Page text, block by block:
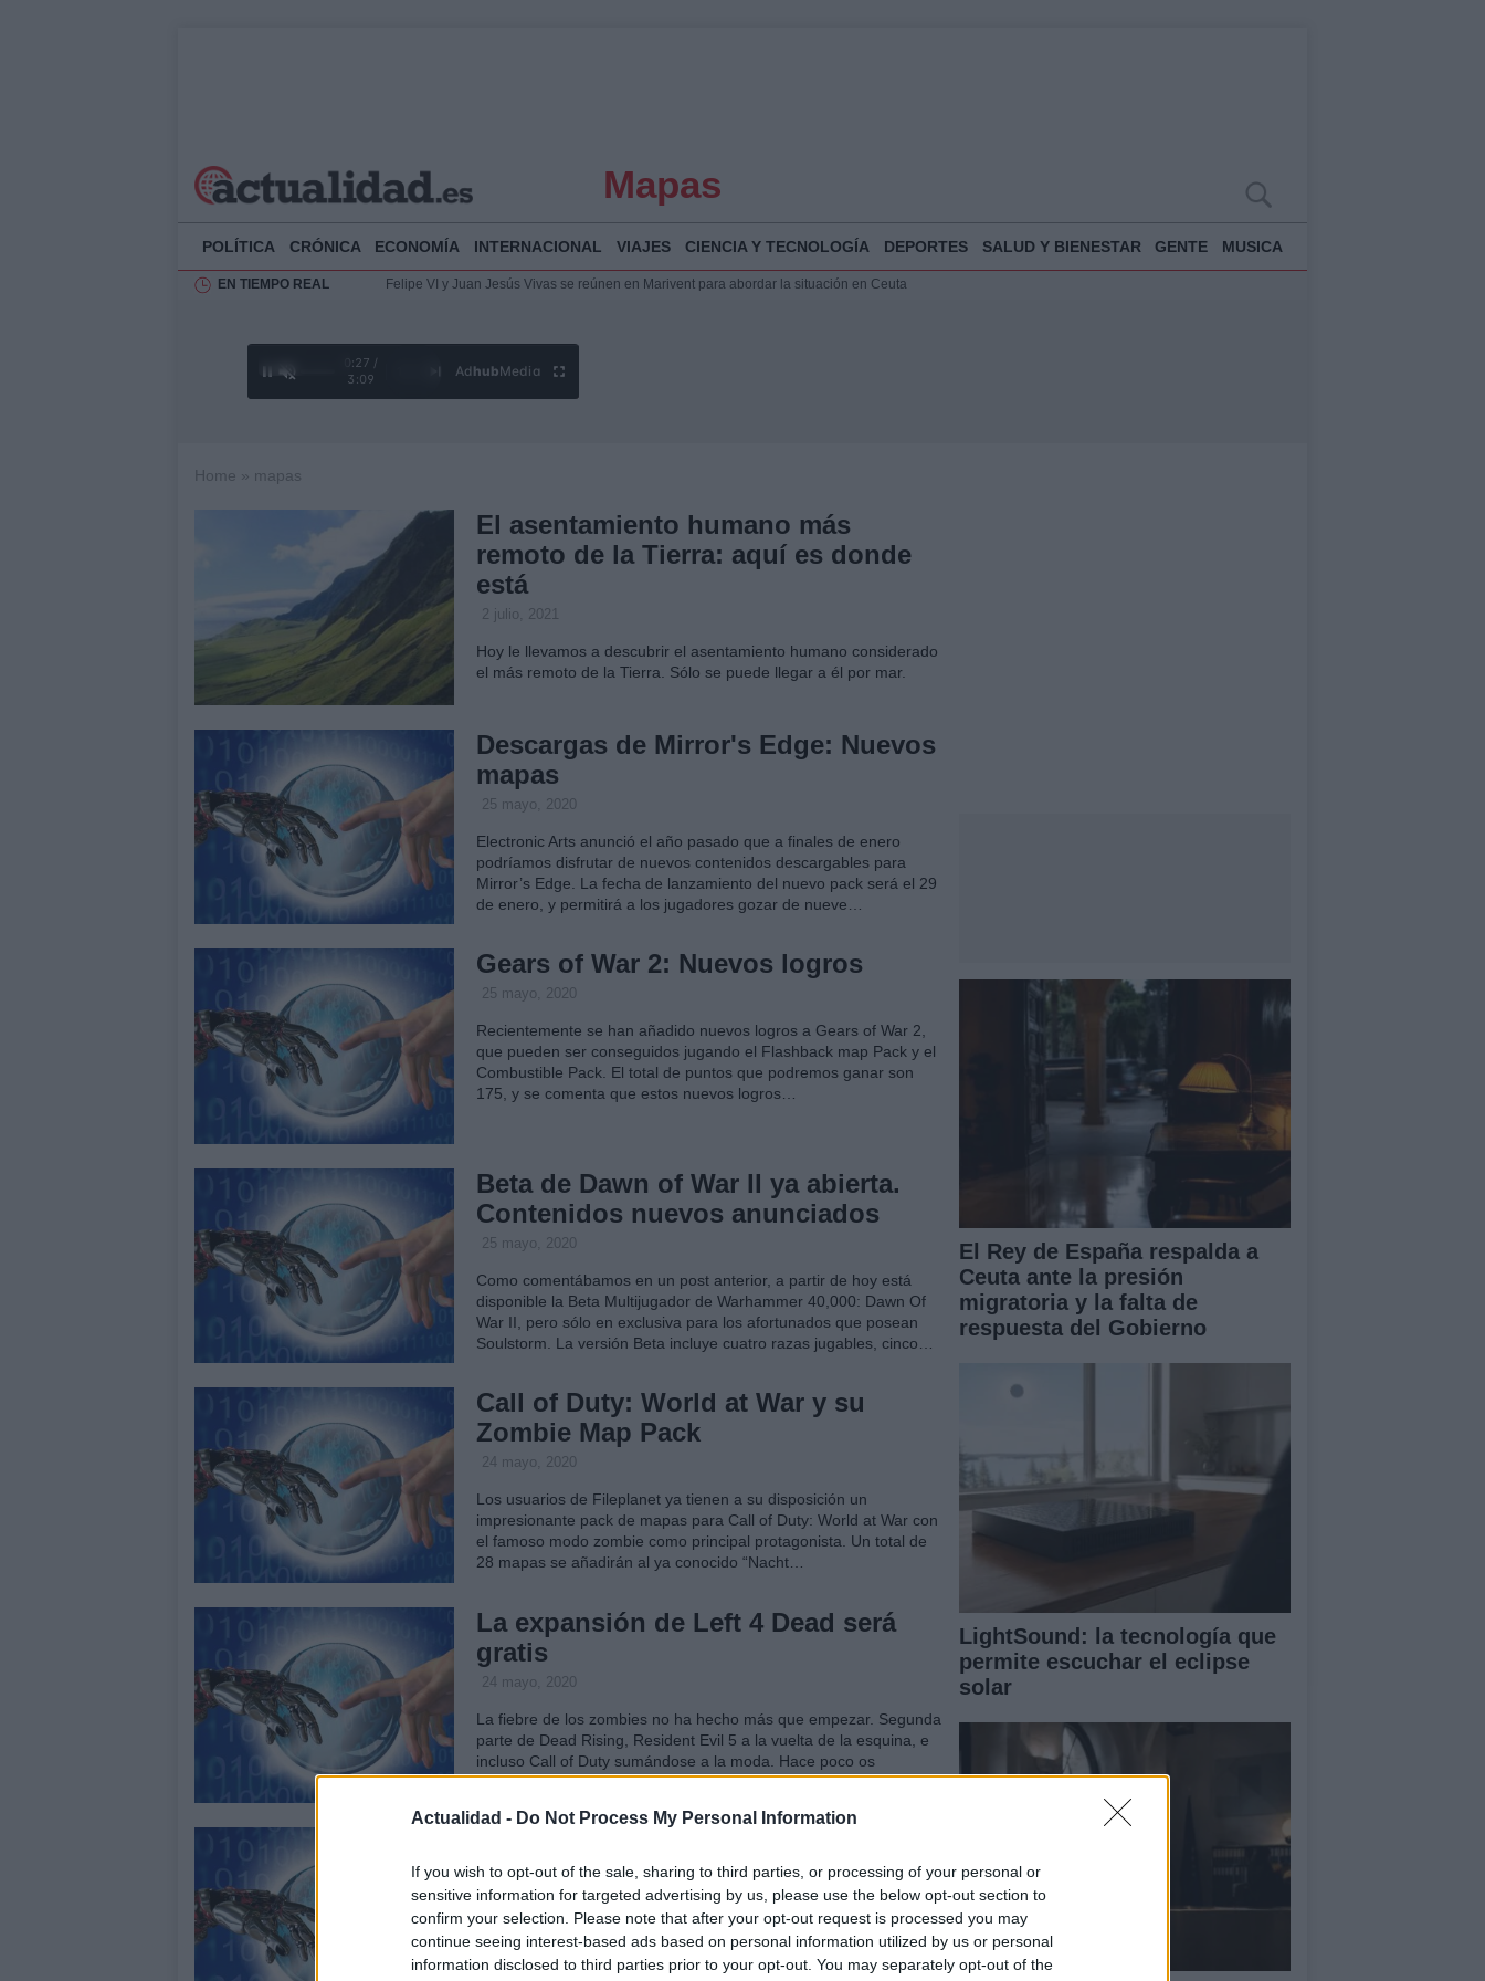
Actualidad - Do Not Process My Personal Information
If you wish to opt-out of the sale, sharing to third parties, or processing of your personal or
sensitive information for targeted advertising by us, please use the below opt-out section to
confirm your selection. Please note that after your opt-out request is processed you may
continue seeing interest-based ads based on personal information utilized by us or personal
information disclosed to third parties prior to your opt-out. You may separately opt-out of the
Mapas
POLÍTICA CRÓNICA ECONOMÍA INTERNACIONAL VIAJES CIENCIA Y TECNOLOGÍA DEPORTES SALUD Y BIENESTAR GENTE MUSICA
EN TIEMPO REAL
Análisis de la respuesta del Gobierno ante la crisis migratoria en Ceuta
0:28 /
3:09
Ad hubMedia
Home » mapas
El asentamiento humano más
remoto de la Tierra: aquí es donde
está
2 julio, 2021
Hoy le llevamos a descubrir el asentamiento humano considerado
el más remoto de la Tierra. Sólo se puede llegar a él por mar.
Descargas de Mirror's Edge: Nuevos
mapas
25 mayo, 2020
Electronic Arts anunció el año pasado que a finales de enero
podríamos disfrutar de nuevos contenidos descargables para
Mirror’s Edge. La fecha de lanzamiento del nuevo pack será el 29
de enero, y permitirá a los jugadores gozar de nueve…
Gears of War 2: Nuevos logros
25 mayo, 2020
Recientemente se han añadido nuevos logros a Gears of War 2,
que pueden ser conseguidos jugando el Flashback map Pack y el
Combustible Pack. El total de puntos que podremos ganar son
175, y se comenta que estos nuevos logros…
Beta de Dawn of War II ya abierta.
Contenidos nuevos anunciados
25 mayo, 2020
Como comentábamos en un post anterior, a partir de hoy está
disponible la Beta Multijugador de Warhammer 40,000: Dawn Of
War II, pero sólo en exclusiva para los afortunados que posean
Soulstorm. La versión Beta incluye cuatro razas jugables, cinco…
Call of Duty: World at War y su
Zombie Map Pack
24 mayo, 2020
Los usuarios de Fileplanet ya tienen a su disposición un
impresionante pack de mapas para Call of Duty: World at War con
el famoso modo zombie como principal protagonista. Un total de
28 mapas se añadirán al ya conocido “Nacht…
La expansión de Left 4 Dead será
gratis
24 mayo, 2020
La fiebre de los zombies no ha hecho más que empezar. Segunda
parte de Dead Rising, Resident Evil 5 a la vuelta de la esquina, e
incluso Call of Duty sumándose a la moda. Hace poco os
adelantamos que esta…
después de su lanzamiento
24 mayo, 2020
250.000 usuarios han probado la beta de Warhammer: Dawn of
War II, y este éxito ha servido también para conocer algunos bugs
El Rey de España respalda a
Ceuta ante la presión
migratoria y la falta de
respuesta del Gobierno
LightSound: la tecnología que
permite escuchar el eclipse
solar